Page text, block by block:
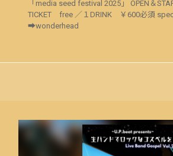
「media seed festival 2025」 OPEN＆
TICKET free ／１DRINK ￥600必須
➡wonderhead